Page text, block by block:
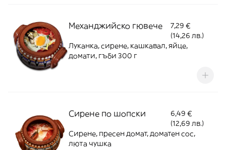
Механджийско гювече
7,29 €
(14,26 лв.)
Луканка, сирене, кашкавал, яйце,
домати, гъби 300 г
Сирене по шопски
6,49 €
(12,69 лв.)
Сирене, пресен домат, доматен сос,
люта чушка